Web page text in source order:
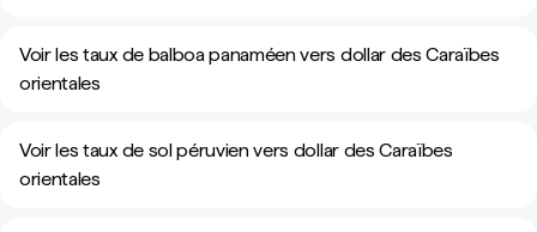
Voir les taux de balboa panaméen vers dollar des Caraïbes
orientales
Voir les taux de sol péruvien vers dollar des Caraïbes
orientales